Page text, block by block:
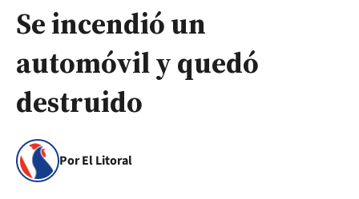
Se incendió un
automóvil y quedó
destruido
Por El Litoral